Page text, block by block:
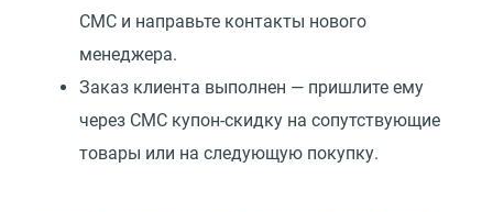
СМС и направьте контакты нового
менеджера.
Заказ клиента выполнен — пришлите ему
через СМС купон-скидку на сопутствующие
товары или на следующую покупку.